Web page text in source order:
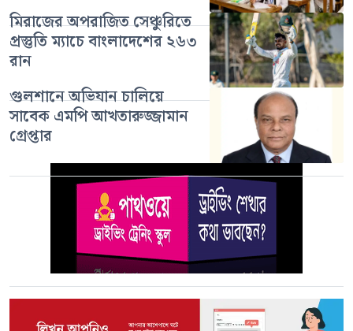
মিরাজের অপরাজিত সেঞ্চুরিতে
প্রস্তুতি ম্যাচে বাংলাদেশের ২৬৩
রান
গুলশানে অভিযান চালিয়ে
সাবেক এমপি আখতারুজ্জামান
গ্রেপ্তার